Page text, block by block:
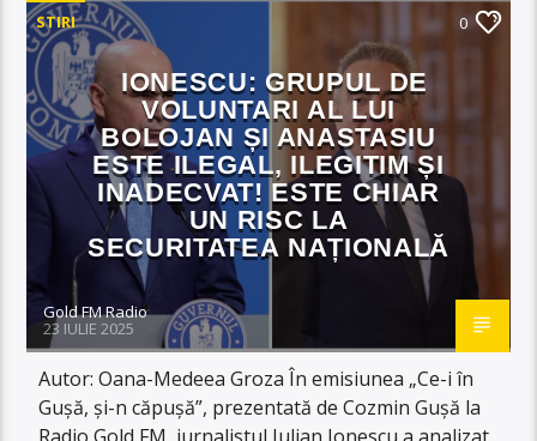
STIRI 0
IONESCU: GRUPUL DE
VOLUNTARI AL LUI
BOLOJAN ȘI ANASTASIU
ESTE ILEGAL, ILEGITIM ȘI
INADECVAT! ESTE CHIAR
UN RISC LA
SECURITATEA NAȚIONALĂ
Gold FM Radio
23 IULIE 2025
Autor: Oana-Medeea Groza În emisiunea „Ce-i în
Gușă, și-n căpușă”, prezentată de Cozmin Gușă la